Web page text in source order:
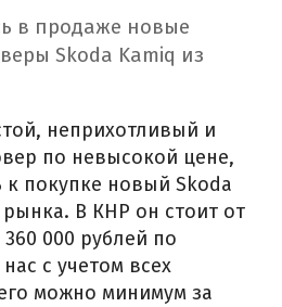
в продаже новые
Skoda Kamiq из
неприхотливый и
по невысокой цене,
покупке новый Skoda
рынка. В КНР он стоит от
000 рублей по
с учетом всех
можно минимум за